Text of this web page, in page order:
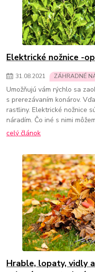
Elektrické nožnice -
31.08.2021 ZÁHRADNÉ
Umožňujú vám rýchlo sa
s prerezávaním konárov.
rastliny. Elektrické nožnice
náradím. Čo iné s nimi
celý článok
Hrable, lopaty, vidly